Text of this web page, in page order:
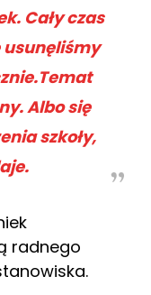
Cały czas
usunęliśmy
Albo się
szkoły,
radnego